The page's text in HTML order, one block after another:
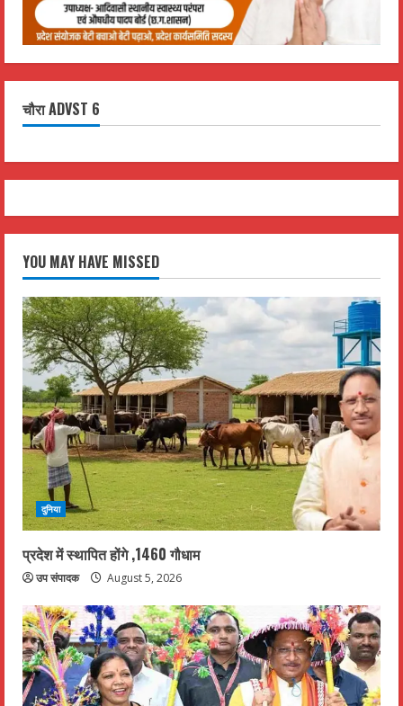
चौरा ADVST 6
YOU MAY HAVE MISSED
दुनिया
प्रदेश में स्थापित होंगे ,1460 गौधाम
उप संपादक August 5, 2026